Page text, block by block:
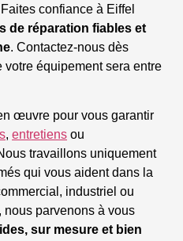
confiance à Eiffel
de réparation fiables et
. Contactez-nous dès
votre équipement sera entre
œuvre pour vous garantir
, entretiens ou
travaillons uniquement
qui vous aident dans la
industriel ou
nous parvenons à vous
sur mesure et bien